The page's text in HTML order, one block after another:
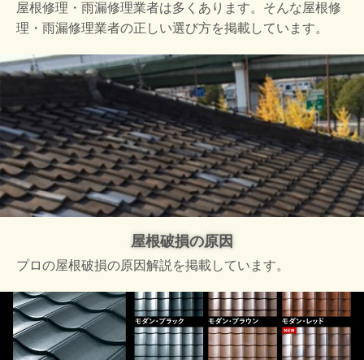
屋根修理・雨漏修理業者は多くあります。そんな屋根修
理・雨漏修理業者の正しい選び方を掲載しています。
屋根破損の原因
プロの屋根破損の原因解説を掲載しています。